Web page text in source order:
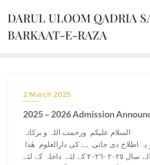
DARUL ULOOM QADRIA
BARKAAT-E-RAZA
2 March 2025
2025 – 2026 Admission
السلام علیکم ورحمت اللہ و برکاتہ
یہ اطلاح دی جاتی ہے کی دارالعلوم ھٰذا
میں آنے والے سال ٢٠٢٥ -٢٠٢٦ کے لئے داخلہ کے لئے